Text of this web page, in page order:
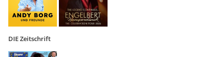
DIE Zeitschrift